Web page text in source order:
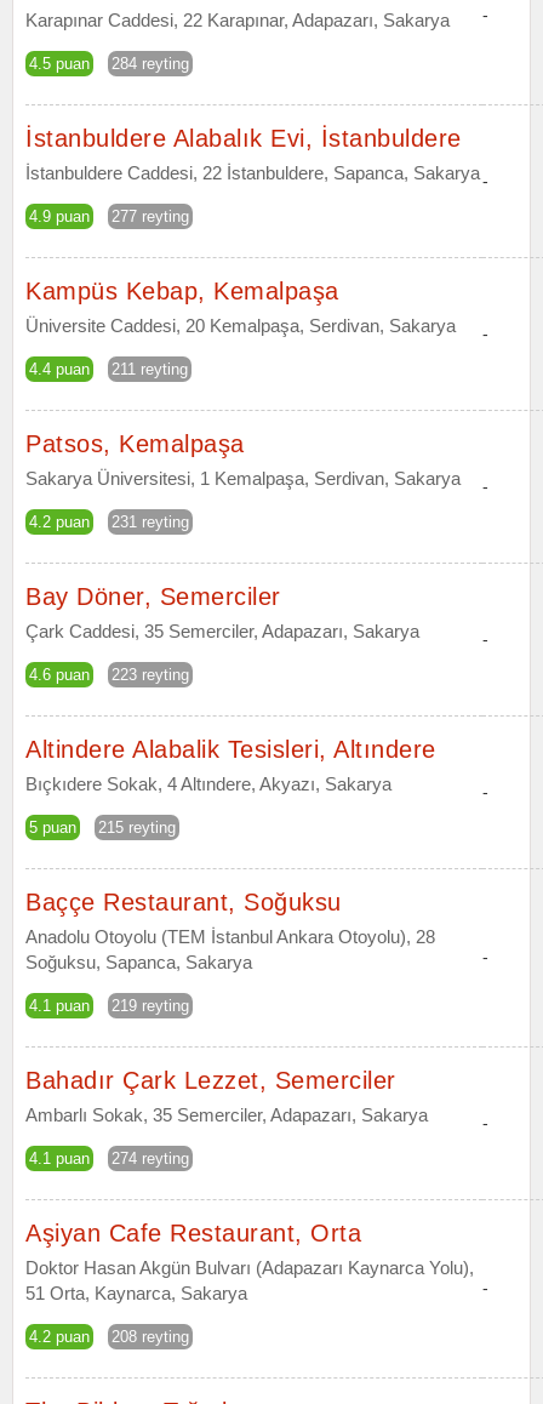
Karapınar Caddesi, 22 Karapınar, Adapazarı, Sakarya
4.5 puan 284 reyting
-
İstanbuldere Alabalık Evi, İstanbuldere
İstanbuldere Caddesi, 22 İstanbuldere, Sapanca, Sakarya
4.9 puan 277 reyting
-
Kampüs Kebap, Kemalpaşa
Üniversite Caddesi, 20 Kemalpaşa, Serdivan, Sakarya
4.4 puan 211 reyting
-
Patsos, Kemalpaşa
Sakarya Üniversitesi, 1 Kemalpaşa, Serdivan, Sakarya
4.2 puan 231 reyting
-
Bay Döner, Semerciler
Çark Caddesi, 35 Semerciler, Adapazarı, Sakarya
4.6 puan 223 reyting
-
Altindere Alabalik Tesisleri, Altındere
Bıçkıdere Sokak, 4 Altındere, Akyazı, Sakarya
5 puan 215 reyting
-
Baççe Restaurant, Soğuksu
Anadolu Otoyolu (TEM İstanbul Ankara Otoyolu), 28
Soğuksu, Sapanca, Sakarya
4.1 puan 219 reyting
-
Bahadır Çark Lezzet, Semerciler
Ambarlı Sokak, 35 Semerciler, Adapazarı, Sakarya
4.1 puan 274 reyting
-
Aşiyan Cafe Restaurant, Orta
Doktor Hasan Akgün Bulvarı (Adapazarı Kaynarca Yolu),
51 Orta, Kaynarca, Sakarya
4.2 puan 208 reyting
-